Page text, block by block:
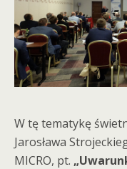
W tę tematykę
Jarosława
MICRO, pt.